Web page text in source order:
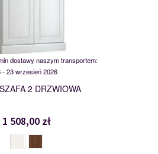
dostawy naszym transportem:
- 23 wrzesień 2026
2 DRZWIOWA
1 508,00 zł